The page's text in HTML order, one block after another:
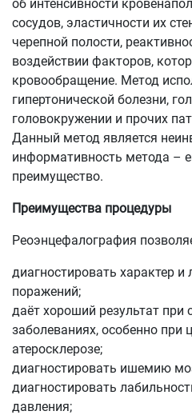
об интенсивности
сосудов, эластичности их
черепной полости,
воздействии факторов,
кровообращение. Метод
гипертонической болезни,
головокружении и прочих
Данный метод является
информативность метода –
преимущество.
Преимущества процедуры
Реоэнцефалография
диагностировать характер и
поражений;
даёт хороший результат при
заболеваниях, особенно при
атеросклерозе;
диагностировать ишемию
диагностировать
давления;